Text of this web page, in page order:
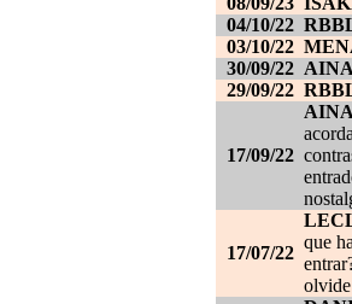
04/10/22
03/10/22
30/09/22
29/09/22
17/09/22
17/07/22
que